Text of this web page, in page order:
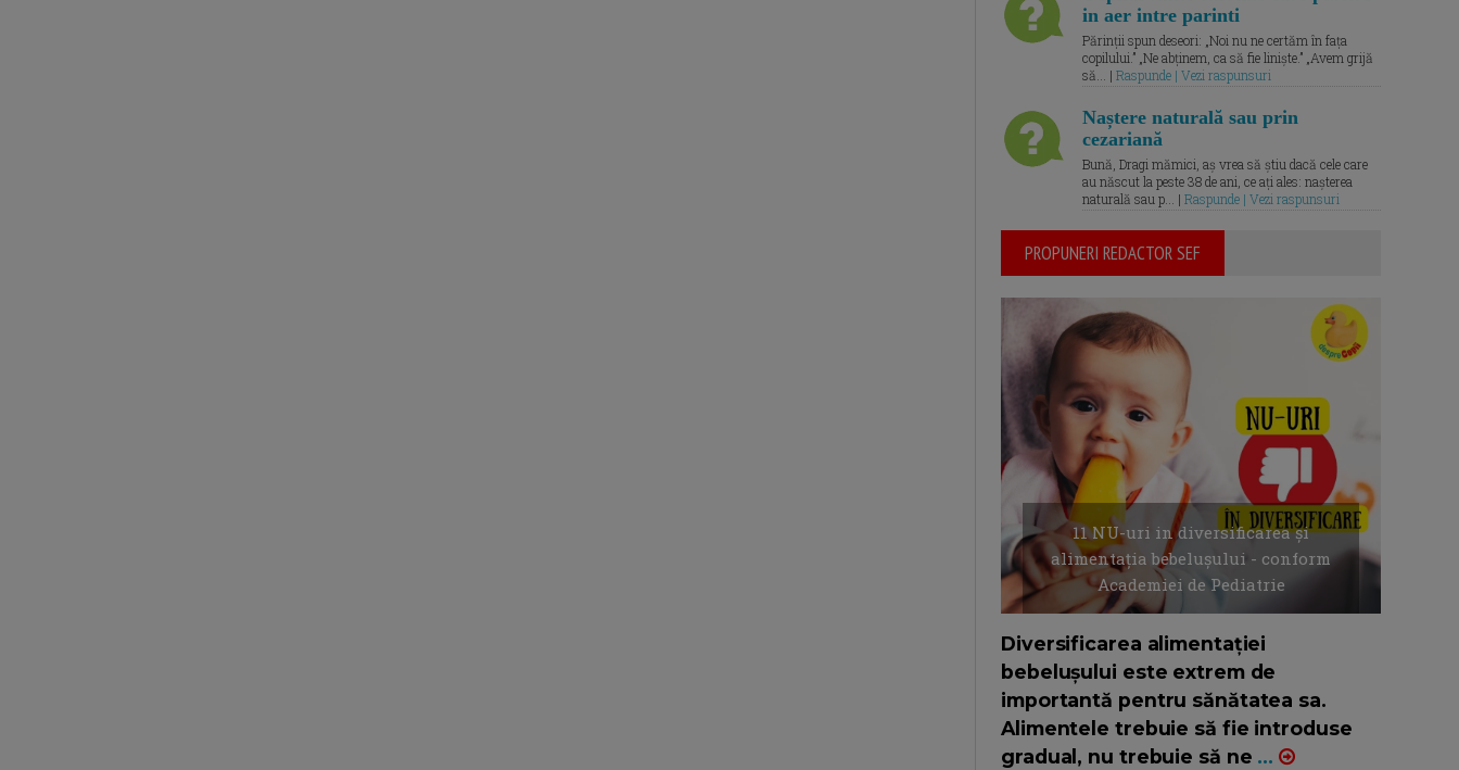
in aer intre parinti
Părinții spun deseori: „Noi nu ne certăm în fața
copilului.” „Ne abținem, ca să fie liniște.” „Avem grijă
să... | Raspunde | Vezi raspunsuri
Naștere naturală sau prin
cezariană
Bună, Dragi mămici, aș vrea să știu dacă cele care
au născut la peste 38 de ani, ce ați ales: nașterea
naturală sau p... | Raspunde | Vezi raspunsuri
PROPUNERI REDACTOR SEF
11 NU-uri in diversificarea și
alimentația bebelușului - conform
Academiei de Pediatrie
Diversificarea alimentației
bebelușului este extrem de
importantă pentru sănătatea sa.
Alimentele trebuie să fie introduse
gradual, nu trebuie să ne ...